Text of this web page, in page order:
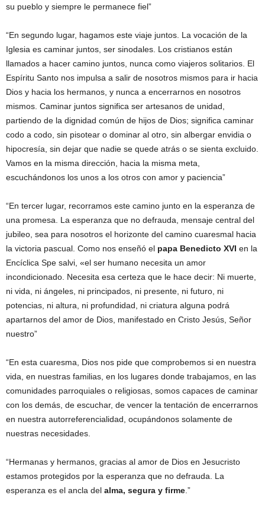
su pueblo y siempre le permanece fiel”
“En segundo lugar, hagamos este viaje juntos. La vocación de la
Iglesia es caminar juntos, ser sinodales. Los cristianos están
llamados a hacer camino juntos, nunca como viajeros solitarios. El
Espíritu Santo nos impulsa a salir de nosotros mismos para ir hacia
Dios y hacia los hermanos, y nunca a encerrarnos en nosotros
mismos. Caminar juntos significa ser artesanos de unidad,
partiendo de la dignidad común de hijos de Dios; significa caminar
codo a codo, sin pisotear o dominar al otro, sin albergar envidia o
hipocresía, sin dejar que nadie se quede atrás o se sienta excluido.
Vamos en la misma dirección, hacia la misma meta,
escuchándonos los unos a los otros con amor y paciencia”
“En tercer lugar, recorramos este camino junto en la esperanza de
una promesa. La esperanza que no defrauda, mensaje central del
jubileo, sea para nosotros el horizonte del camino cuaresmal hacia
la victoria pascual. Como nos enseñó el papa Benedicto XVI en la
Encíclica Spe salvi, «el ser humano necesita un amor
incondicionado. Necesita esa certeza que le hace decir: Ni muerte,
ni vida, ni ángeles, ni principados, ni presente, ni futuro, ni
potencias, ni altura, ni profundidad, ni criatura alguna podrá
apartarnos del amor de Dios, manifestado en Cristo Jesús, Señor
nuestro”
“En esta cuaresma, Dios nos pide que comprobemos si en nuestra
vida, en nuestras familias, en los lugares donde trabajamos, en las
comunidades parroquiales o religiosas, somos capaces de caminar
con los demás, de escuchar, de vencer la tentación de encerrarnos
en nuestra autorreferencialidad, ocupándonos solamente de
nuestras necesidades.
“Hermanas y hermanos, gracias al amor de Dios en Jesucristo
estamos protegidos por la esperanza que no defrauda. La
esperanza es el ancla del alma, segura y firme .”